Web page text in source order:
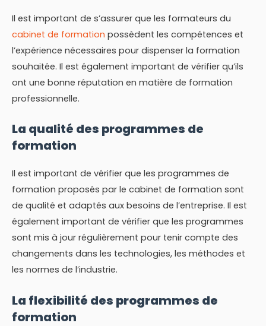
Il est important de s’assurer que les formateurs du
cabinet de formation possèdent les compétences et
l’expérience nécessaires pour dispenser la formation
souhaitée. Il est également important de vérifier qu’ils
ont une bonne réputation en matière de formation
professionnelle.
La qualité des programmes de
formation
Il est important de vérifier que les programmes de
formation proposés par le cabinet de formation sont
de qualité et adaptés aux besoins de l’entreprise. Il est
également important de vérifier que les programmes
sont mis à jour régulièrement pour tenir compte des
changements dans les technologies, les méthodes et
les normes de l’industrie.
La flexibilité des programmes de
formation